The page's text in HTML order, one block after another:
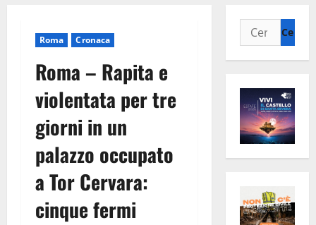
Roma Cronaca
Roma – Rapita e
violentata per tre
giorni in un
palazzo occupato
a Tor Cervara:
cinque fermi
Ricerca
per: